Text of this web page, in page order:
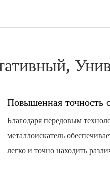
Повышенная точность
Благодаря передовым
металлоискатель
легко и точно находить